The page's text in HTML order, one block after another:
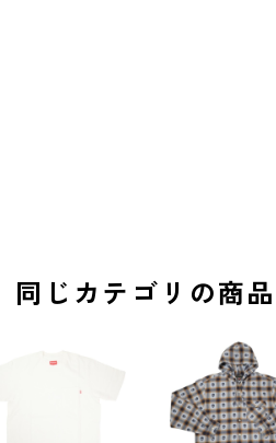
同じカテゴリの商品